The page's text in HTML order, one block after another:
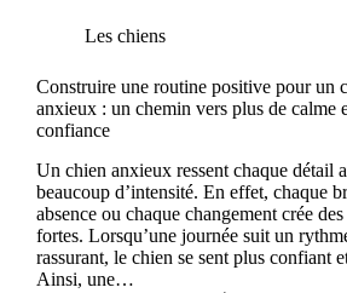
Les chiens
Construire une routine positive pour un
anxieux : un chemin vers plus de calme
confiance
Un chien anxieux ressent chaque détail
beaucoup d’intensité. En effet, chaque
absence ou chaque changement crée
fortes. Lorsqu’une journée suit un
rassurant, le chien se sent plus confiant
Ainsi, une…